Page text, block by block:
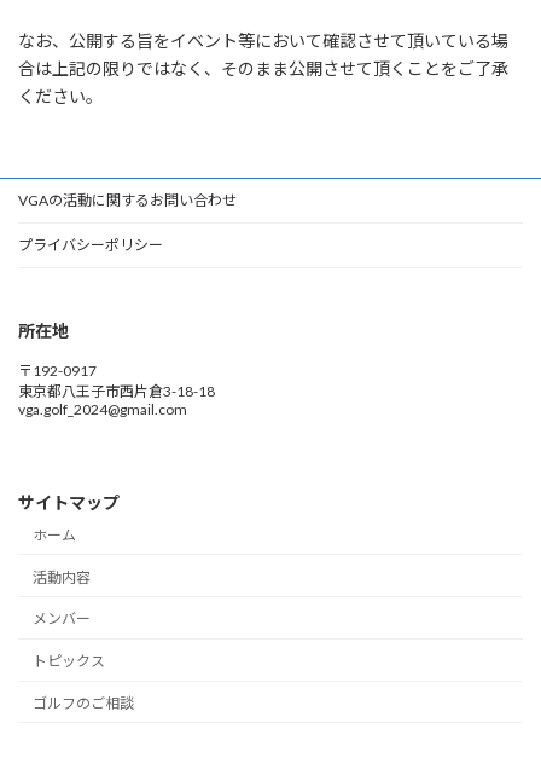
なお、公開する旨をイベント等において確認させて頂いている場
合は上記の限りではなく、そのまま公開させて頂くことをご了承
ください。
VGAの活動に関するお問い合わせ
プライバシーポリシー
所在地
〒192-0917
東京都八王子市西片倉3-18-18
vga.golf_2024@gmail.com
サイトマップ
ホーム
活動内容
メンバー
トピックス
ゴルフのご相談